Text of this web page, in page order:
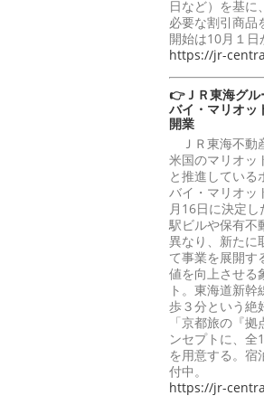
日など）を基に
必要な割引商品
開始は10月１日
https://jr-
👉ＪＲ東海グ
バイ・マリオッ
開業
ＪＲ東海不動
米国のマリオッ
と推進している
バイ・マリオッ
月16日に決定
駅ビルや保有不
異なり、新たに
て事業を展開す
値を向上させる
ト。東海道新
歩３分という絶
「京都旅の『
ンセプトに、全
を用意する。宿
付中。
https://jr-